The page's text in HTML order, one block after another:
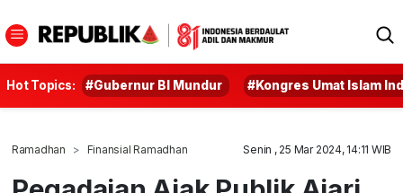
Hot Topics: #Gubernur BI Mundur #Kongres Umat Islam
Ramadhan Finansial Ramadhan Senin , 25 Mar 2024, 14:11 WIB